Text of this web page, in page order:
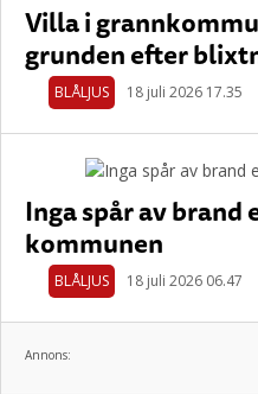
Villa i
grunden efter
BLÅLJUS 18 juli 2026 17.35
Inga spår av
kommunen
BLÅLJUS 18 juli 2026 06.47
Annons: